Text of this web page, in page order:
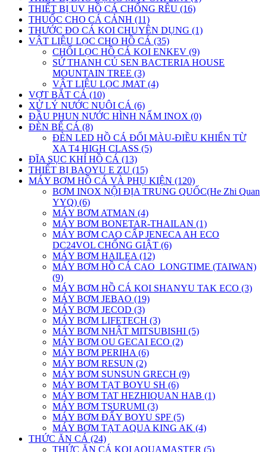
THIẾT BỊ UV HỒ CÁ CHỐNG RÊU (16)
THUỐC CHO CÁ CẢNH (11)
THƯỚC ĐO CÁ KOI CHUYÊN DỤNG (1)
VẬT LIỆU LỌC CHO HỒ CÁ (35)
CHỔI LỌC HỒ CÁ KOI ENKEV (9)
SỨ THANH CỦ SEN BACTERIA HOUSE
MOUNTAIN TREE (3)
VẬT LIỆU LỌC JMAT (4)
VỢT BẮT CÁ (10)
XỬ LÝ NƯỚC NUÔI CÁ (6)
ĐẦU PHUN NƯỚC HÌNH NẤM INOX (0)
ĐÈN BỂ CÁ (8)
ĐÈN LED HỒ CÁ ĐỔI MÀU-ĐIỀU KHIỂN TỪ
XA T4 HIGH CLASS (5)
ĐĨA SỤC KHÍ HỒ CÁ (13)
THIẾT BỊ BAOYU E ZU (15)
MÁY BƠM HỒ CÁ VÀ PHỤ KIỆN (120)
BƠM INOX NỘI ĐỊA TRUNG QUỐC(He Zhi Quan
YYQ) (6)
MÁY BƠM ATMAN (4)
MÁY BƠM BONETAR-THAILAN (1)
MÁY BƠM CAO CẤP JENECA AH ECO
DC24VOL CHỐNG GIẬT (6)
MÁY BƠM HAILEA (12)
MÁY BƠM HỒ CÁ CAO_LONGTIME (TAIWAN)
(9)
MÁY BƠM HỒ CÁ KOI SHANYU TAK ECO (3)
MÁY BƠM JEBAO (19)
MÁY BƠM JECOD (3)
MÁY BƠM LIFETECH (3)
MÁY BƠM NHẬT MITSUBISHI (5)
MÁY BƠM OU GECAI ECO (2)
MÁY BƠM PERIHA (6)
MÁY BƠM RESUN (2)
MÁY BƠM SUNSUN GRECH (9)
MÁY BƠM TẠT BOYU SH (6)
MÁY BƠM TAT HEZHIQUAN HAB (1)
MÁY BƠM TSURUMI (3)
MÁY BƠM ĐẨY BOYU SPF (5)
MÁY BƠM TẠT AQUA KING AK (4)
THỨC ĂN CÁ (24)
THỨC ĂN CÁ KOI AQUAMASTER (5)